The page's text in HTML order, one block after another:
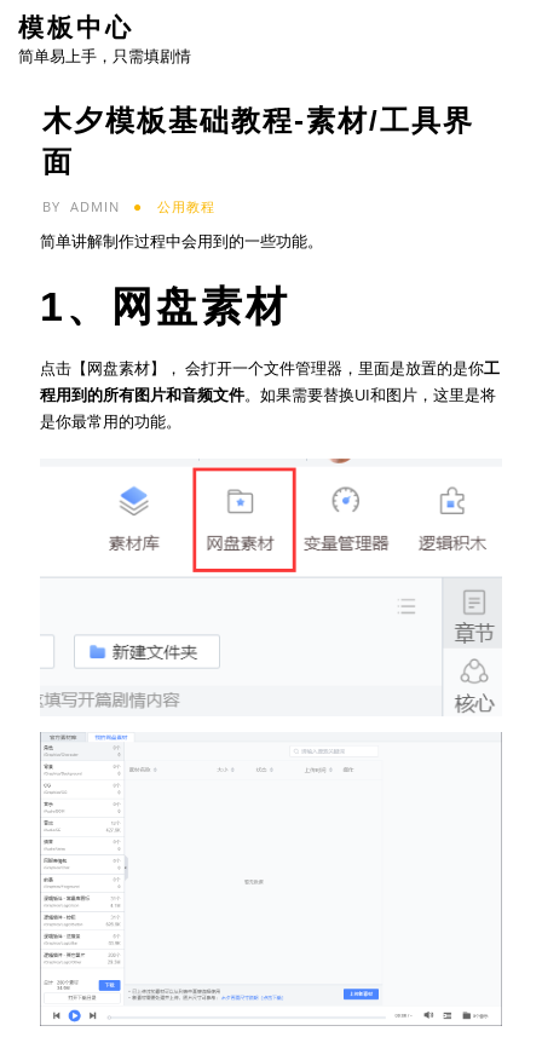
Skip
content
模板中心
简单易上手，只需填剧情
木夕模板基础教程-素材/工具界
面
BY ADMIN 公用教程
简单讲解制作过程中会用到的一些功能。
1、网盘素材
点击【网盘素材】， 会打开一个文件管理器，里面是放置的是你工
程用到的所有图片和音频文件。如果需要替换UI和图片，这里是将
是你最常用的功能。